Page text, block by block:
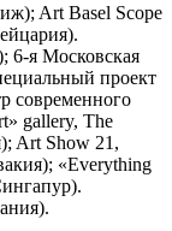
Art Basel Scope
я Московская
проект
современного
gallery, The
Art Show 21,
«Everything